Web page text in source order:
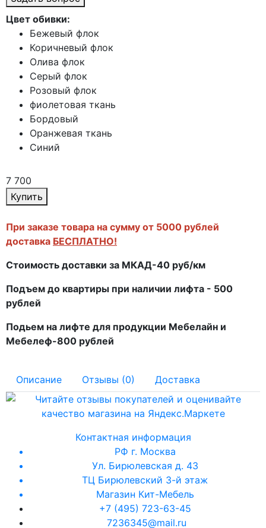
Цвет обивки:
Бежевый флок
Коричневый флок
Олива флок
Серый флок
Розовый флок
фиолетовая ткань
Бордовый
Оранжевая ткань
Синий
7 700
Купить
При заказе товара на сумму от 5000 рублей
доставка БЕСПЛАТНО!
Стоимость доставки за МКАД-40 руб/км
Подъем до квартиры при наличии лифта - 500
рублей
Подьем на лифте для продукции Мебелайн и
Мебелеф-800 рублей
Описание Отзывы (0) Доставка
Контактная информация
РФ г. Москва
Ул. Бирюлевская д. 43
ТЦ Бирюлевский 3-й этаж
Магазин Кит-Мебель
+7 (495) 723-63-45
7236345@mail.ru